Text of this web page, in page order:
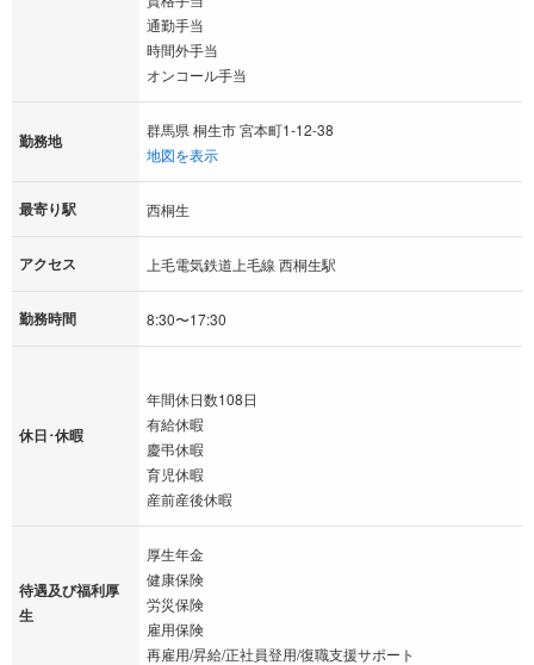
通勤手当
時間外手当
オンコール手当
勤務地
群馬県 桐生市 宮本町1-12-38
地図を表示
最寄り駅 西桐生
アクセス 上毛電気鉄道上毛線 西桐生駅
勤務時間 8:30〜17:30
休日･休暇
年間休日数108日
有給休暇
慶弔休暇
育児休暇
産前産後休暇
待遇及び福利厚
生
厚生年金
健康保険
労災保険
雇用保険
再雇用/昇給/正社員登用/復職支援サポート